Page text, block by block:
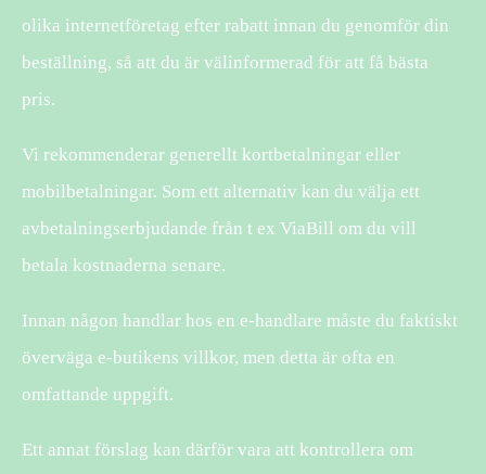
olika internetföretag efter rabatt innan du genomför din
beställning, så att du är välinformerad för att få bästa
pris.
Vi rekommenderar generellt kortbetalningar eller
mobilbetalningar. Som ett alternativ kan du välja ett
avbetalningserbjudande från t ex ViaBill om du vill
betala kostnaderna senare.
Innan någon handlar hos en e-handlare måste du faktiskt
överväga e-butikens villkor, men detta är ofta en
omfattande uppgift.
Ett annat förslag kan därför vara att kontrollera om